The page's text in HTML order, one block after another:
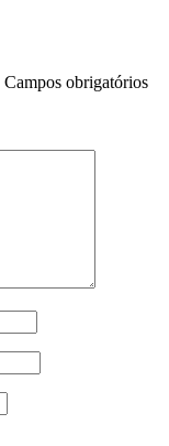
Campos obrigatórios